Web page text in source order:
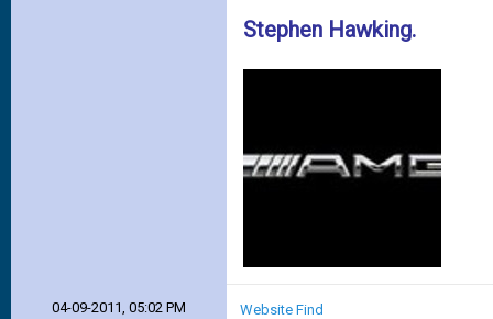
Stephen Hawking.
04-09-2011, 05:02 PM Website Find